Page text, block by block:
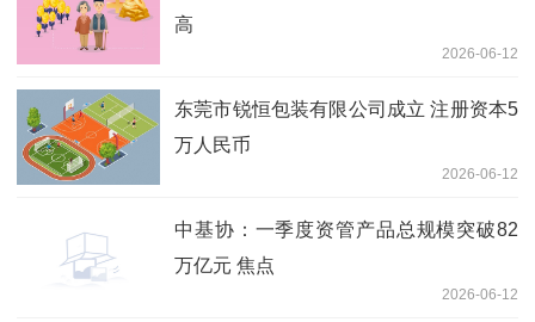
高
2026-06-12
东莞市锐恒包装有限公司成立 注册资本5
万人民币
2026-06-12
中基协：一季度资管产品总规模突破82
万亿元 焦点
2026-06-12